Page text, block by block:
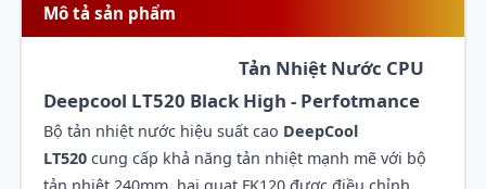
Mô tả sản phẩm
Tản Nhiệt Nước CPU
Deepcool LT520 Black High - Perfotmance
Bộ tản nhiệt nước hiệu suất cao DeepCool
LT520cung cấp khả năng tản nhiệt mạnh mẽ với bộ
tản nhiệt 240mm, hai quạt FK120 được điều chỉnh